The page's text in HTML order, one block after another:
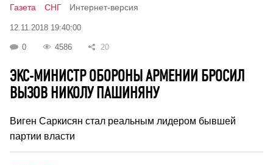
Газета СНГ Интернет-версия
12.11.2018 19:40:00
0 4586 20
ЭКС-МИНИСТР ОБОРОНЫ АРМЕНИИ БРОСИЛ
ВЫЗОВ НИКОЛУ ПАШИНЯНУ
Виген Саркисян стал реальным лидером бывшей
партии власти